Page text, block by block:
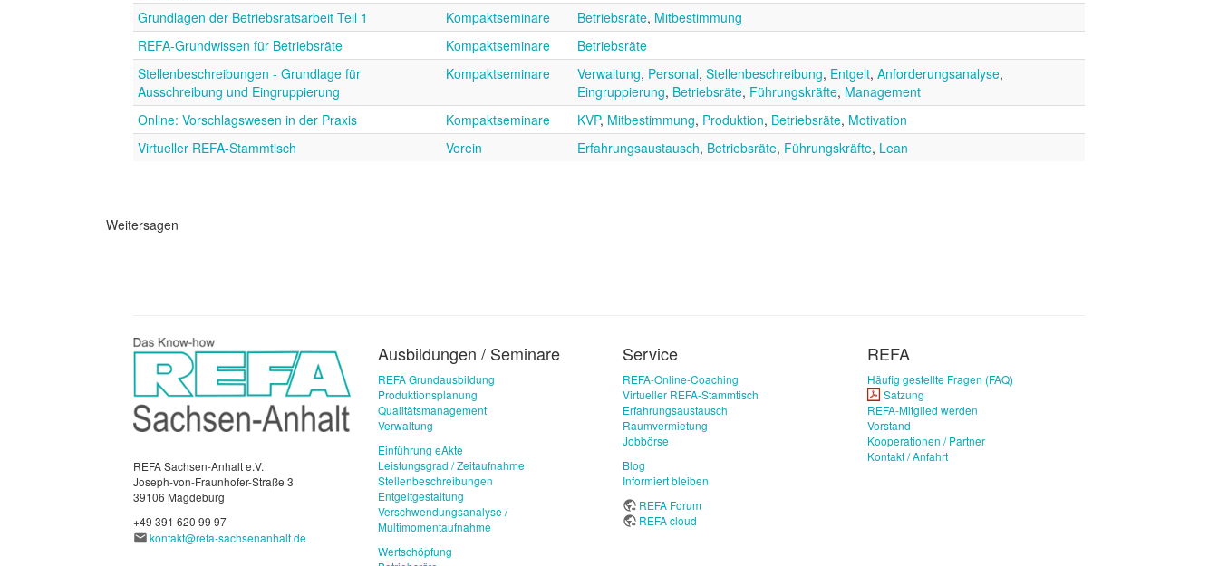
Grundlagen der Betriebsratsarbeit Teil 1 Kompaktseminare Betriebsräte, Mitbestimmung
REFA-Grundwissen für Betriebsräte
Kompaktseminare
Betriebsräte
Stellenbeschreibungen - Grundlage für
Ausschreibung und Eingruppierung
Kompaktseminare Verwaltung, Personal, Stellenbeschreibung, Entgelt, Anforderungsanalyse,
Eingruppierung, Betriebsräte, Führungskräfte, Management
Online: Vorschlagswesen in der Praxis
Kompaktseminare KVP, Mitbestimmung, Produktion, Betriebsräte, Motivation
Virtueller REFA-Stammtisch
Verein Erfahrungsaustausch, Betriebsräte, Führungskräfte, Lean
Weitersagen
REFA Sachsen-Anhalt e.V.
Joseph-von-Fraunhofer-Straße 3
39106 Magdeburg
+49 391 620 99 97
kontakt@refa-sachsenanhalt.de
Ausbildungen / Seminare
REFA Grundausbildung
Produktionsplanung
Qualitätsmanagement
Verwaltung
Einführung eAkte
Leistungsgrad / Zeitaufnahme
Stellenbeschreibungen
Entgeltgestaltung
Verschwendungsanalyse /
Multimomentaufnahme
Wertschöpfung
Service
REFA-Online-Coaching
Virtueller REFA-Stammtisch
Erfahrungsaustausch
Raumvermietung
Jobbörse
Blog
Informiert bleiben
REFA Forum
REFA cloud
REFA
Häufig gestellte Fragen (FAQ)
Satzung
REFA-Mitglied werden
Vorstand
Kooperationen / Partner
Kontakt / Anfahrt